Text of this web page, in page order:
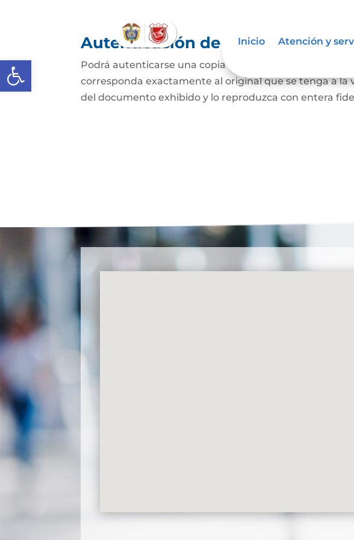
Abrir barra de herramientas
Inicio Atención y
Autenticación de Copias
Podrá autenticarse una copia mecánica o una literal
corresponda exactamente al original que se tenga a
del documento exhibido y lo reproduzca con entera